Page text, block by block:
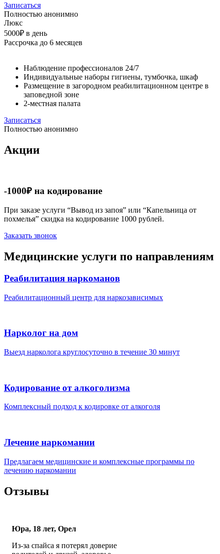
Записаться
Полностью анонимно
Люкс
5000₽ в день
Рассрочка до 6 месяцев
Наблюдение профессионалов 24/7
Индивидуальные наборы гигиены, тумбочка, шкаф
Размещение в загородном реабилитационном центре в
заповедной зоне
2-местная палата
Записаться
Полностью анонимно
Акции
-1000₽ на кодирование
При заказе услуги “Вывод из запоя” или “Капельница от
похмелья” скидка на кодирование 1000 рублей.
Заказать звонок
Медицинские услуги по направлениям
Реабилитация наркоманов
Реабилитационный центр для наркозависимых
Нарколог на дом
Выезд нарколога круглосуточно в течение 30 минут
Кодирование от алкоголизма
Комплексный подход к кодировке от алкоголя
Лечение наркомании
Предлагаем медицинские и комплексные программы по
лечению наркомании
Отзывы
Юра, 18 лет, Орел
Из-за спайса я потерял доверие